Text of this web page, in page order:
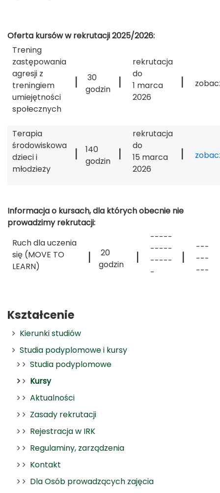
Kształcenie
Kierunki studiów
Studia podyplomowe i kursy
Studia podyplomowe
Kursy
Aktualności
Zasady rekrutacji
Rejestracja w IRK
Regulaminy, zarządzenia
Kontakt
Dla Osób prowadzących zajęcia
Oferta kursów w rekrutacji 2025/2026:
Trening
zastępowania
agresji z
treningiem
umiejętności
społecznych
|
30
godzin
|
rekrutacja
do
1 marca
2026
|
Terapia
środowiskowa
dzieci i
młodzieży
|
140
godzin
|
rekrutacja
do
15 marca
2026
|
Informacjao kursach, dla których obecnie nie
prowadzimy rekrutacji:
Ruch dla uczenia
się (MOVE TO
LEARN)
|
20
godzin
|
-----
-----
-----
-
|
---
---
---